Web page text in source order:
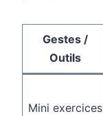
Gestes /
Outils
Mini exercices